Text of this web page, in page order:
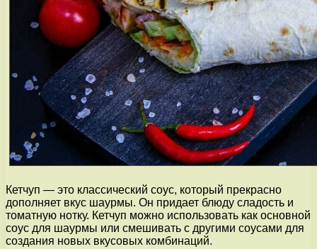
Кетчуп — это классический соус, который прекрасно
дополняет вкус шаурмы. Он придает блюду сладость и
томатную нотку. Кетчуп можно использовать как основной
соус для шаурмы или смешивать с другими соусами для
создания новых вкусовых комбинаций.